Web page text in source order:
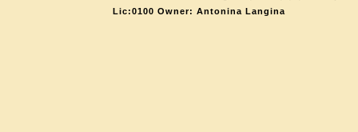
Lic:0100 Owner: Antonina Langina